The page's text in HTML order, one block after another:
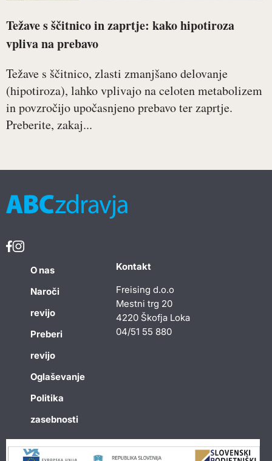
Težave s ščitnico in zaprtje: kako hipotiroza
vpliva na prebavo
Težave s ščitnico, zlasti zmanjšano delovanje
(hipotiroza), lahko vplivajo na celoten metabolizem
in povzročijo upočasnjeno prebavo ter zaprtje.
Preberite, zakaj...
O nas
Naroči
revijo
Preberi
revijo
Oglaševanje
Politika
zasebnosti
Kontakt
Freising d.o.o
Mestni trg 20
4220 Škofja Loka
04/51 55 880